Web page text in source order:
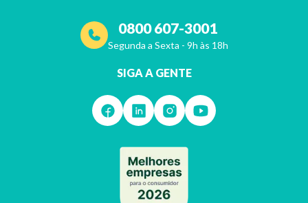
0800 607-3001
Segunda a Sexta - 9h às 18h
SIGA A GENTE